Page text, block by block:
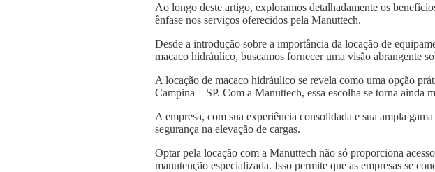
Ao longo deste artigo, exploramos detalhadamente os
ênfase nos serviços oferecidos pela Manuttech.
Desde a introdução sobre a importância da locação de
macaco hidráulico, buscamos fornecer uma visão abrangente
A locação de macaco hidráulico se revela como uma opção
Campina – SP. Com a Manuttech, essa escolha se torna ainda
A empresa, com sua experiência consolidada e sua ampla
segurança na elevação de cargas.
Optar pela locação com a Manuttech não só proporciona
manutenção especializada. Isso permite que as empresas se